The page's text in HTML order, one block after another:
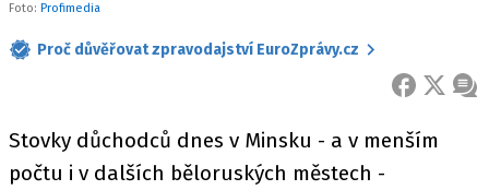
Foto: Profimedia
Proč důvěřovat zpravodajství EuroZprávy.cz
FACEBOOK
X
Stovky důchodců dnes v Minsku - a v menším
počtu i v dalších běloruských městech -